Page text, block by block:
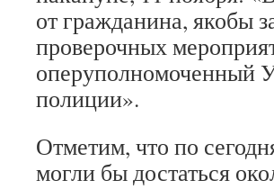
от гражданина, якобы
проверочных
оперуполномоченный
полиции».
Отметим, что по
могли бы достаться